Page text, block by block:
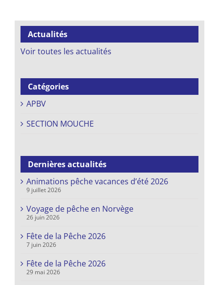
Actualités
Voir toutes les actualités
Catégories
APBV
SECTION MOUCHE
Dernières actualités
Animations pêche vacances d’été 2026
9 juillet 2026
Voyage de pêche en Norvège
26 juin 2026
Fête de la Pêche 2026
7 juin 2026
Fête de la Pêche 2026
29 mai 2026